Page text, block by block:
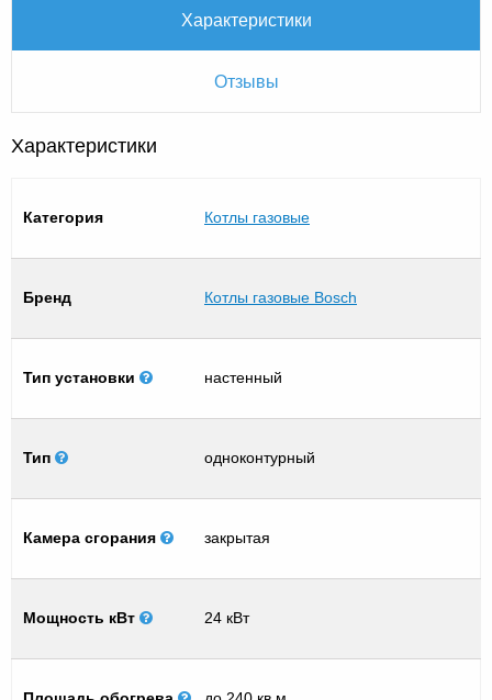
Характеристики
Отзывы
Характеристики
Категория Котлы газовые
Бренд Котлы газовые Bosch
Тип установки настенный
Тип одноконтурный
Камера сгорания закрытая
Мощность кВт 24 кВт